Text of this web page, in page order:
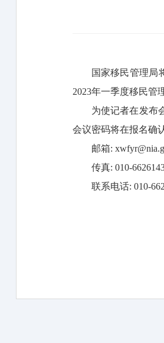
国家移民管理局
2023年一季度移民管
为使记者在发布
会议密码将在报名确
邮箱:
传真: 010-
联系电话: 010-